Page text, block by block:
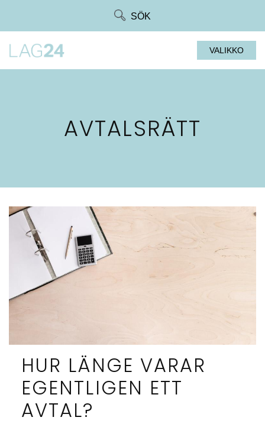
SÖK
VALIKKO
AVTALSRÄTT
HUR LÄNGE VARAR
EGENTLIGEN ETT
AVTAL?